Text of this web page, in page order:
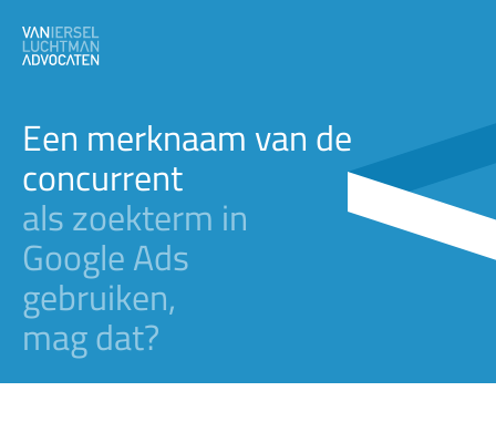
Een merknaam van de
concurrent
als zoekterm in
Google Ads
gebruiken,
mag dat?